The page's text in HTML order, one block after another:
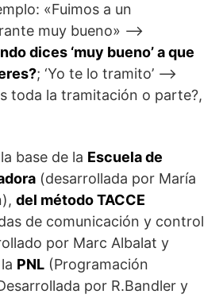
«Fuimos a un
muy bueno» –>
dices ‘muy bueno’ a que
; ‘Yo te lo tramito’ –>
toda la tramitación o parte?,
base de la Escuela de
(desarrollada por María
del método TACCE
de comunicación y control
por Marc Albalat y
PNL (Programación
por R.Bandler y